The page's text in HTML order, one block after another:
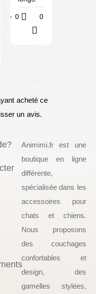
Utile 0 0
acheté ce
un avis.
Animimi.fr est une
boutique en ligne
différente,
spécialisée dans les
accessoires pour
chats et chiens.
Nous proposons
des couchages
confortables et
design, des
gamelles stylées,